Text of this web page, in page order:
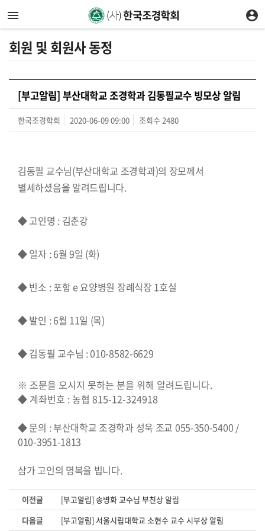
회원 및 회원사 동정
[부고알림] 부산대학교 조경학과 김동필교수 빙모상 알림
한국조경학회 2020-06-09 09:00 조회수 2480
김동필 교수님(부산대학교 조경학과)의 장모께서
별세하셨음을 알려드립니다.
◆ 고인명 : 김춘강
◆ 일자 : 6월 9일 (화)
◆ 빈소 : 포항 e 요양병원 장례식장 1호실
◆ 발인 : 6월 11일 (목)
◆ 김동필 교수님 : 010-8582-6629
※ 조문을 오시지 못하는 분을 위해 알려드립니다.
◆ 계좌번호 : 농협 815-12-324918
◆ 문의 : 부산대학교 조경학과 성욱 조교 055-350-5400 /
010-3951-1813
삼가 고인의 명복을 빕니다.
이전글
[부고알림] 송병화 교수님 부친상 알림
다음글
[부고알림] 서울시립대학교 소현수 교수 시부상 알림